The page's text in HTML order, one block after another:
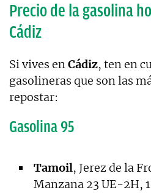
Precio de la gasolina
Cádiz
Si vives enCádiz, ten en
gasolineras que son las
repostar:
Gasolina 95
Tamoil, Jerez de la
Manzana 23 UE-2H,